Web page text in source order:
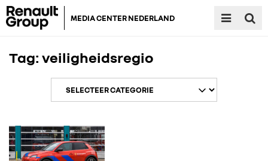
MEDIA CENTER NEDERLAND
RENAULT GROUP
Tag: veiligheidsregio